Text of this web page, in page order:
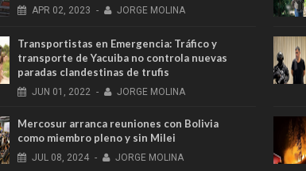
APR 02, 2023 - JORGE MOLINA
Transportistas en Emergencia: Tráfico y
transporte de Yacuiba no controla nuevas
paradas clandestinas de trufis
JUN 01, 2022 - JORGE MOLINA
Mercosur arranca reuniones con Bolivia
como miembro pleno y sin Milei
JUL 08, 2024 - JORGE MOLINA